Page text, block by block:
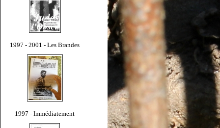
1997 - 2001 - Les Brandes
1997 - Immédiatement